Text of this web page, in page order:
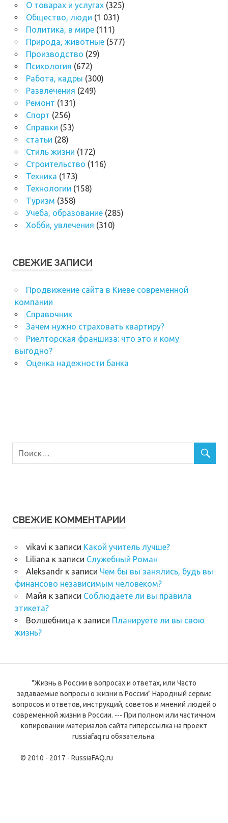
О товарах и услугах(325)
Общество, люди (1 031)
Политика, в мире(111)
Природа, животные(577)
Производство (29)
Психология (672)
Работа, кадры (300)
Развлечения (249)
Ремонт (131)
Спорт (256)
Справки (53)
статьи (28)
Стиль жизни (172)
Строительство (116)
Техника (173)
Технологии (158)
Туризм (358)
Учеба, образование(285)
Хобби, увлечения (310)
СВЕЖИЕ ЗАПИСИ
Продвижение сайта в Киеве современной
компании
Справочник
Зачем нужно страховать квартиру?
Риелторская франшиза: что это и кому
выгодно?
Оценка надежности банка
СВЕЖИЕ КОММЕНТАРИИ
vikavi к записи Какой учитель лучше?
Liliana к записи Служебный Роман
Аleksandrк записи Чем бы вы занялись, будь вы
финансово независимым человеком?
Майя к записи Соблюдаете ли вы правила
этикета?
Волшебница к записи Планируете ли вы свою
жизнь?
"Жизнь в России в вопросах и ответах, или Часто
задаваемые вопросы о жизни в России" Народный сервис
вопросов и ответов, инструкций, советов и мнений людей о
современной жизни в России. --- При полном или частичном
копировании материалов сайта гиперссылка на проект
russiafaq.ru обязательна.
© 2010 - 2017 - RussiaFAQ.ru